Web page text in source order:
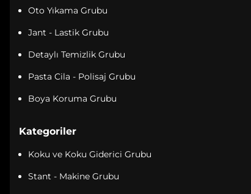
Oto Yıkama Grubu
Jant - Lastik Grubu
Detaylı Temizlik Grubu
Pasta Cila - Polisaj Grubu
Boya Koruma Grubu
Kategoriler
Koku ve Koku Giderici Grubu
Stant - Makine Grubu